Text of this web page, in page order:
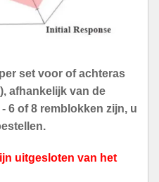
set voor of achteras
afhankelijk van de
6 of 8 remblokken zijn, u
uitgesloten van het